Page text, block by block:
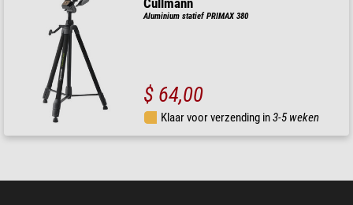
Cullmann
Aluminium statief PRIMAX 380
$ 64,00
Klaar voor verzending in3-5 weken